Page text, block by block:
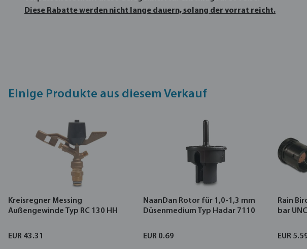
Diese Rabatte werden nicht lange dauern, solang der vorrat reicht.
Einige Produkte aus diesem Verkauf
Kreisregner Messing
Außengewinde Typ RC 130 HH
EUR 43.31
NaanDan Rotor für 1,0-1,3 mm
Düsenmedium Typ Hadar 7110
EUR 0.69
Rain
bar
EUR